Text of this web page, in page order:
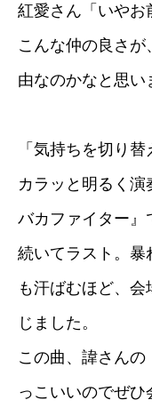
紅愛さん「いやお
こんな仲の良さ
由なのかなと思い
「気持ちを切り替
カラッと明るく
バカファイター』
続いてラスト。暴
も汗ばむほど、
じました。
この曲、諱さん
っこいいのでぜひ